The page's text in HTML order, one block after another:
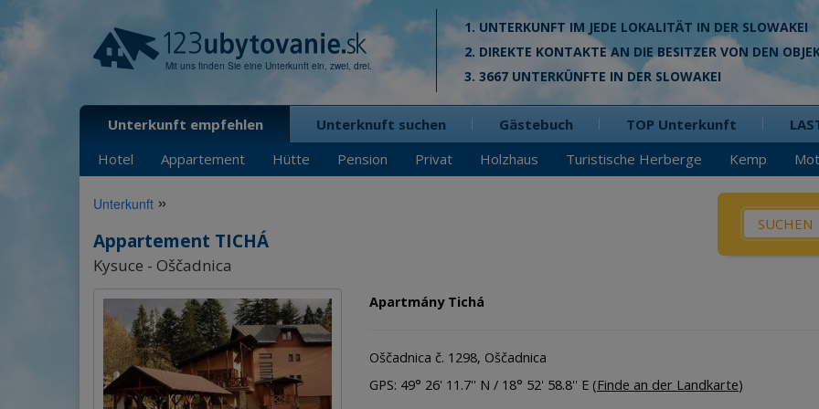
Mit uns finden Sie eine Unterkunft ein, zwei, drei.
1. UNTERKUNFT IM JEDE LOKALITÄT IN DER SLOWAKEI
2. DIREKTE KONTAKTE AN DIE BESITZER VON DEN
3. 3667 UNTERKÜNFTE IN DER SLOWAKEI
Unterkunft empfehlen
Hotel
Appartement Hütte Pension Privat Holzhaus Turistische Herberge Kemp
Unterknuft suchen Gästebuch TOP Unterkunft
Was? /
Unterkunft »
Appartement TICHÁ
Kysuce - Oščadnica
Apartmány Tichá
Oščadnica č. 1298, Oščadnica
GPS: 49° 26' 11.7'' N / 18° 52' 58.8'' E (Finde an der Landkarte)